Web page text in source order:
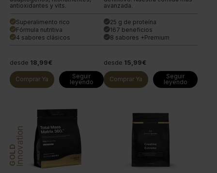
antioxidantes y vits.
done Superalimento rico
done Fórmula nutritiva
done 4 sabores clásicos
desde 18,99€
Comprar Ya
Seguir
leyendo
avanzada.
done 25 g de proteína
done 167 beneficios
done 8 sabores +Premium
desde 15,99€
Comprar Ya
Seguir
leyendo
GOLDInnovation